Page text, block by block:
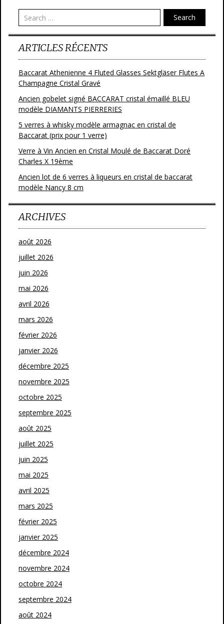
Search
ARTICLES RÉCENTS
Baccarat Athenienne 4 Fluted Glasses Sektgläser Flutes A
Champagne Cristal Gravé
Ancien gobelet signé BACCARAT cristal émaillé BLEU
modèle DIAMANTS PIERRERIES
5 verres à whisky modèle armagnac en cristal de
Baccarat (prix pour 1 verre)
Verre à Vin Ancien en Cristal Moulé de Baccarat Doré
Charles X 19ème
Ancien lot de 6 verres à liqueurs en cristal de baccarat
modèle Nancy 8 cm
ARCHIVES
août 2026
juillet 2026
juin 2026
mai 2026
avril 2026
mars 2026
février 2026
janvier 2026
décembre 2025
novembre 2025
octobre 2025
septembre 2025
août 2025
juillet 2025
juin 2025
mai 2025
avril 2025
mars 2025
février 2025
janvier 2025
décembre 2024
novembre 2024
octobre 2024
septembre 2024
août 2024